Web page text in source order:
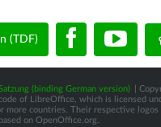
(TDF)
(binding German version)
|
of LibreOffice, which is licensed
countries. Their respective
on OpenOffice.org.